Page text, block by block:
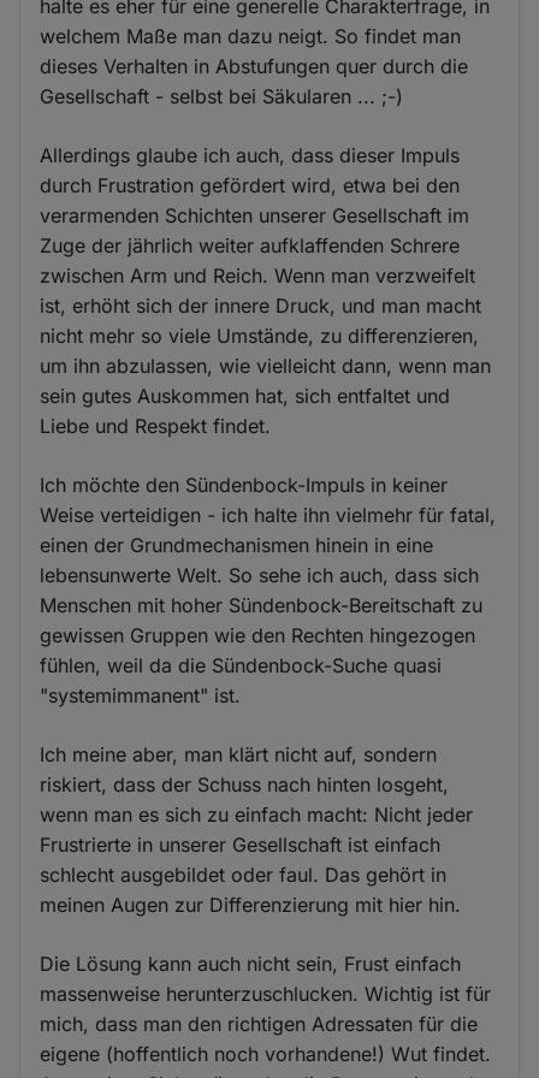
halte es eher für eine generelle Charakterfrage, in
welchem Maße man dazu neigt. So findet man
dieses Verhalten in Abstufungen quer durch die
Gesellschaft - selbst bei Säkularen ... ;-)
Allerdings glaube ich auch, dass dieser Impuls
durch Frustration gefördert wird, etwa bei den
verarmenden Schichten unserer Gesellschaft im
Zuge der jährlich weiter aufklaffenden Schrere
zwischen Arm und Reich. Wenn man verzweifelt
ist, erhöht sich der innere Druck, und man macht
nicht mehr so viele Umstände, zu differenzieren,
um ihn abzulassen, wie vielleicht dann, wenn man
sein gutes Auskommen hat, sich entfaltet und
Liebe und Respekt findet.
Ich möchte den Sündenbock-Impuls in keiner
Weise verteidigen - ich halte ihn vielmehr für fatal,
einen der Grundmechanismen hinein in eine
lebensunwerte Welt. So sehe ich auch, dass sich
Menschen mit hoher Sündenbock-Bereitschaft zu
gewissen Gruppen wie den Rechten hingezogen
fühlen, weil da die Sündenbock-Suche quasi
"systemimmanent" ist.
Ich meine aber, man klärt nicht auf, sondern
riskiert, dass der Schuss nach hinten losgeht,
wenn man es sich zu einfach macht: Nicht jeder
Frustrierte in unserer Gesellschaft ist einfach
schlecht ausgebildet oder faul. Das gehört in
meinen Augen zur Differenzierung mit hier hin.
Die Lösung kann auch nicht sein, Frust einfach
massenweise herunterzuschlucken. Wichtig ist für
mich, dass man den richtigen Adressaten für die
eigene (hoffentlich noch vorhandene!) Wut findet.